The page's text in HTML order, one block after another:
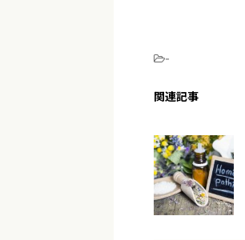
-
関連記事